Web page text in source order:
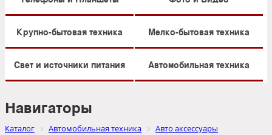
Крупно-бытовая техника Мелко-бытовая техника
Свет и источники питания Автомобильная техника
Навигаторы
Каталог Автомобильная техника
Авто аксессуары